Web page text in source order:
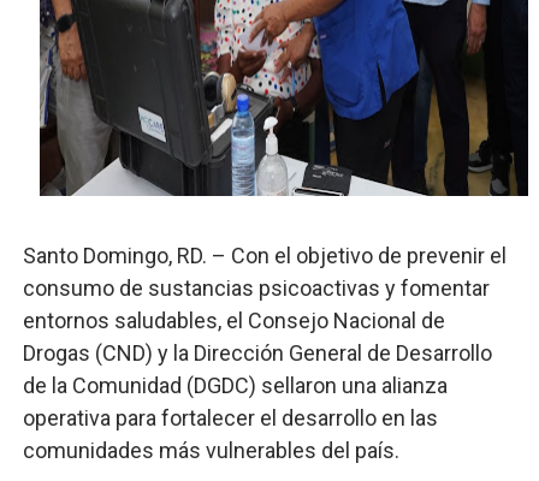
Comedores Comunitarios de DASAC garantizan
UNTC inicia ofensiva para recuperar fuerza gremial
PRM escogerá este domingo su nueva cúpula
Candidato a presidente del Colegio de Notarios hace
Digecac realizará Primer Festival de Plantas 2026
Santo Domingo, RD. – Con el objetivo de prevenir el
consumo de sustancias psicoactivas y fomentar
entornos saludables, el Consejo Nacional de
Drogas (CND) y la Dirección General de Desarrollo
de la Comunidad (DGDC) sellaron una alianza
operativa para fortalecer el desarrollo en las
comunidades más vulnerables del país.